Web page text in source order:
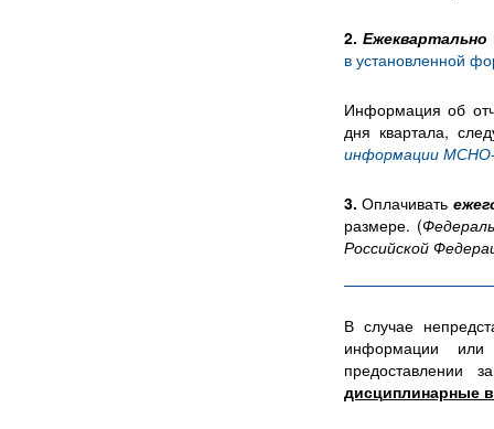
2. Ежеквартально
в установленной
Информация об
дня квартала,
информации
3.Оплачивать
размере. (
Российской
В случае
информации
дисциплинарные